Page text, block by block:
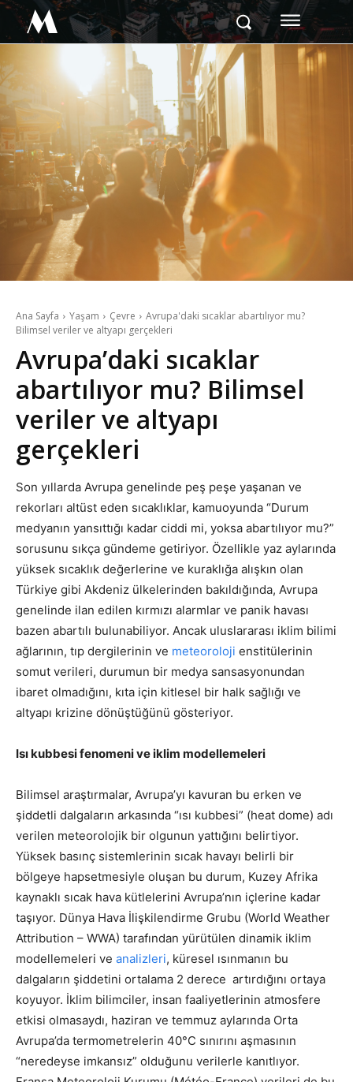
M
Ana Sayfa Yaşam Çevre
Avrupa'daki sıcaklar abartılıyor mu?
Bilimsel veriler ve altyapı gerçekleri
Avrupa’daki sıcaklar
abartılıyor mu? Bilimsel
veriler ve altyapı
gerçekleri
Son yıllarda Avrupa genelinde peş peşe yaşanan ve
rekorları altüst eden sıcaklıklar, kamuoyunda “Durum
medyanın yansıttığı kadar ciddi mi, yoksa abartılıyor mu?”
sorusunu sıkça gündeme getiriyor. Özellikle yaz aylarında
yüksek sıcaklık değerlerine ve kuraklığa alışkın olan
Türkiye gibi Akdeniz ülkelerinden bakıldığında, Avrupa
genelinde ilan edilen kırmızı alarmlar ve panik havası
bazen abartılı bulunabiliyor. Ancak uluslararası iklim bilimi
ağlarının, tıp dergilerinin ve meteoroloji enstitülerinin
somut verileri, durumun bir medya sansasyonundan
ibaret olmadığını, kıta için kitlesel bir halk sağlığı ve
altyapı krizine dönüştüğünü gösteriyor.
Isı kubbesi fenomeni ve iklim modellemeleri
Bilimsel araştırmalar, Avrupa’yı kavuran bu erken ve
şiddetli dalgaların arkasında “ısı kubbesi” (heat dome) adı
verilen meteorolojik bir olgunun yattığını belirtiyor.
Yüksek basınç sistemlerinin sıcak havayı belirli bir
bölgeye hapsetmesiyle oluşan bu durum, Kuzey Afrika
kaynaklı sıcak hava kütlelerini Avrupa’nın içlerine kadar
taşıyor. Dünya Hava İlişkilendirme Grubu (World Weather
Attribution – WWA) tarafından yürütülen dinamik iklim
modellemeleri ve analizleri, küresel ısınmanın bu
dalgaların şiddetini ortalama 2 derece artırdığını ortaya
koyuyor. İklim bilimciler, insan faaliyetlerinin atmosfere
etkisi olmasaydı, haziran ve temmuz aylarında Orta
Avrupa’da termometrelerin 40°C sınırını aşmasının
“neredeyse imkansız” olduğunu verilerle kanıtlıyor.